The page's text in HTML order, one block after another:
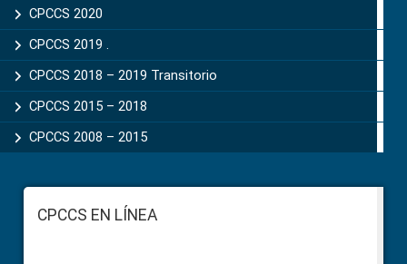
CPCCS 2020
CPCCS 2019 .
CPCCS 2018 – 2019 Transitorio
CPCCS 2015 – 2018
CPCCS 2008 – 2015
FooterCPCCS EN LÍNEA